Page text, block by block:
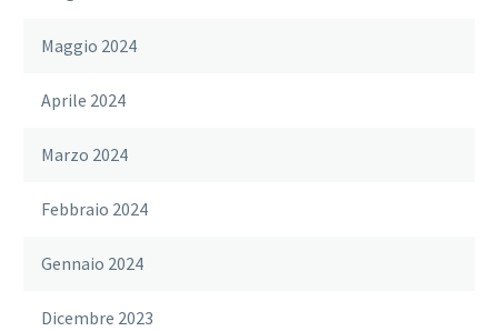
Maggio 2024
Aprile 2024
Marzo 2024
Febbraio 2024
Gennaio 2024
Dicembre 2023